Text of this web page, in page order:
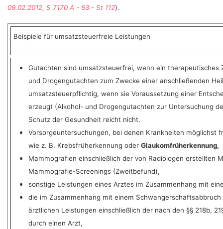
09.02.2012, S 7170 A - 63 - St 112).
Beispiele für umsatzsteuerfreie Leistungen
Gutachten sind umsatzsteuerfrei, wenn ein therapeutisches
und Drogengutachten zum Zwecke einer anschließenden
umsatzsteuerpflichtig, wenn sie Voraussetzung einer
erzeugt (Alkohol- und Drogengutachten zur Untersuchung
Schutz der Gesundheit reicht nicht.
Vorsorgeuntersuchungen, bei denen Krankheiten möglichst
wie z. B. Krebsfrüherkennung oder Glaukomfrüherkennung,
Mammografien einschließlich der von Radiologen erstellten
Mammografie-Screenings (Zweitbefund),
sonstige Leistungen eines Arztes im Zusammenhang mit
die im Zusammenhang mit einem
ärztlichen Leistungen einschließlich der nach den §§ 218b,
durch einen Arzt,